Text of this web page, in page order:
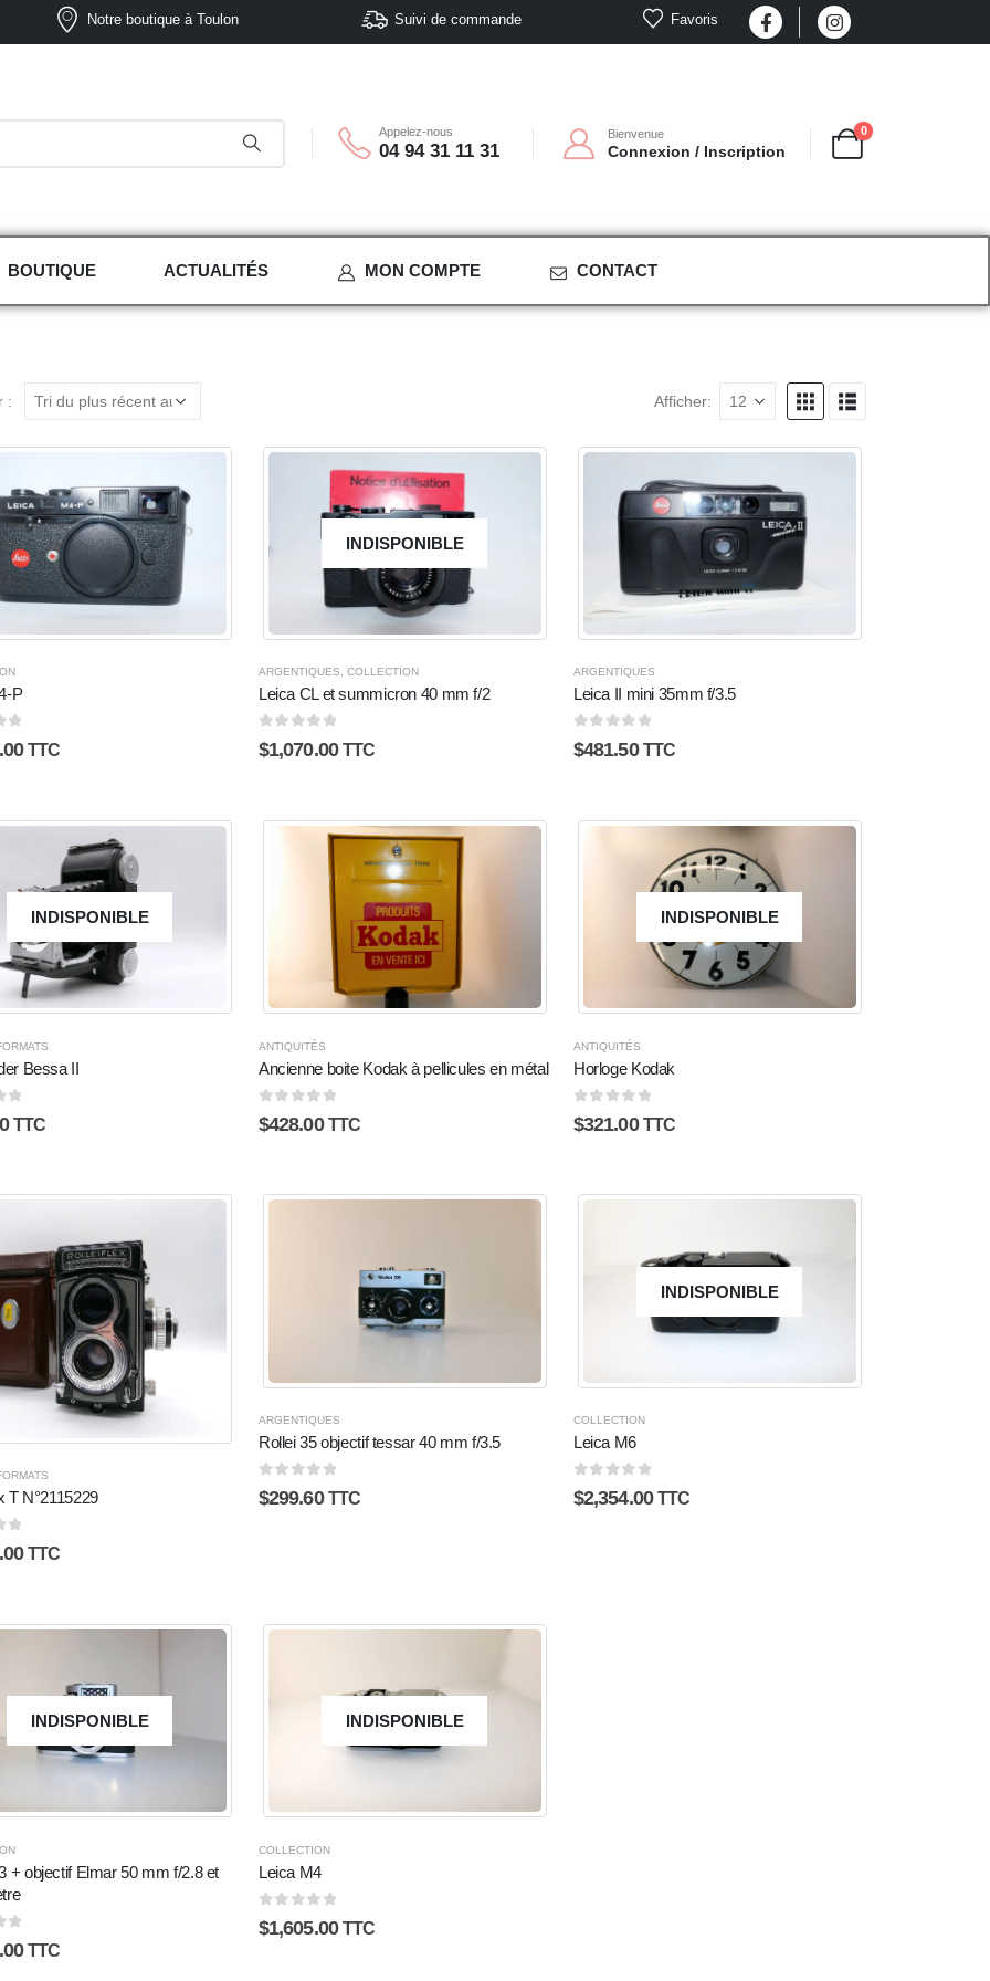
Notre boutique à Toulon Suivi de commande Favoris
Appelez-nous
04 94 31 11 31
Bienvenue
Connexion / Inscription
0
BOUTIQUE ACTUALITÉS MON COMPTE CONTACT
: Afficher:
P
TTC
INDISPONIBLE
ARGENTIQUES, COLLECTION
Leica CL et summicron 40 mm f/2
0 sur 5
$1,070.00 TTC
ARGENTIQUES
Leica II mini 35mm f/3.5
0 sur 5
$481.50 TTC
INDISPONIBLE
Bessa II
TTC
ANTIQUITÉS
Ancienne boite Kodak à pellicules en métal
0 sur 5
$428.00 TTC
INDISPONIBLE
ANTIQUITÉS
Horloge Kodak
0 sur 5
$321.00 TTC
T N°2115229
TTC
ARGENTIQUES
Rollei 35 objectif tessar 40 mm f/3.5
0 sur 5
$299.60 TTC
INDISPONIBLE
COLLECTION
Leica M6
0 sur 5
$2,354.00 TTC
INDISPONIBLE
+ objectif Elmar 50 mm f/2.8 et
TTC
INDISPONIBLE
COLLECTION
Leica M4
0 sur 5
$1,605.00 TTC